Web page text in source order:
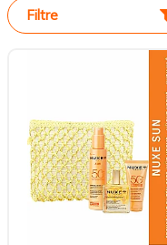
Filtre